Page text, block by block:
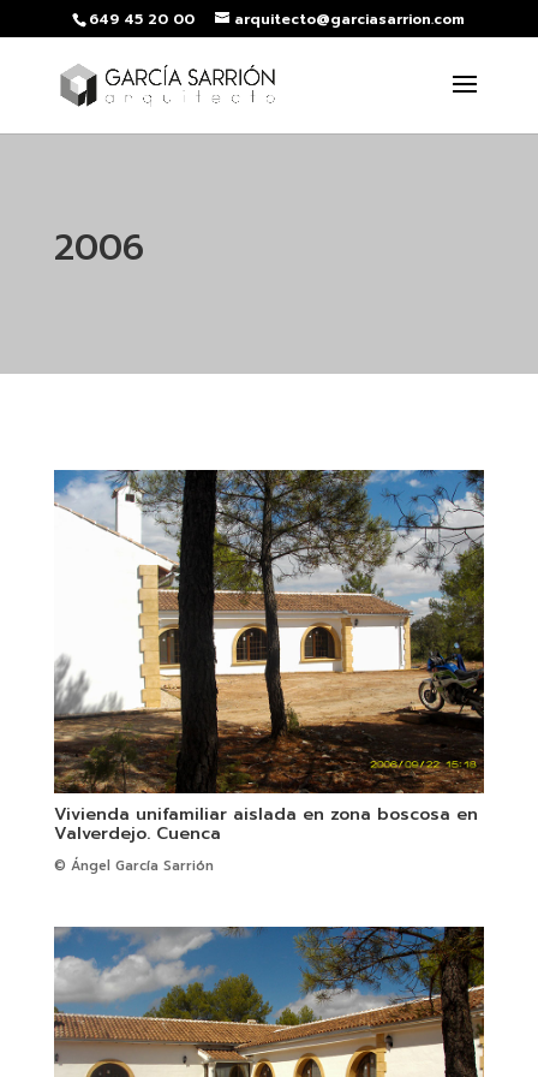
649 45 20 00 arquitecto@garciasarrion.com
2006
Vivienda unifamiliar aislada en zona boscosa en
Valverdejo. Cuenca
© Ángel García Sarrión